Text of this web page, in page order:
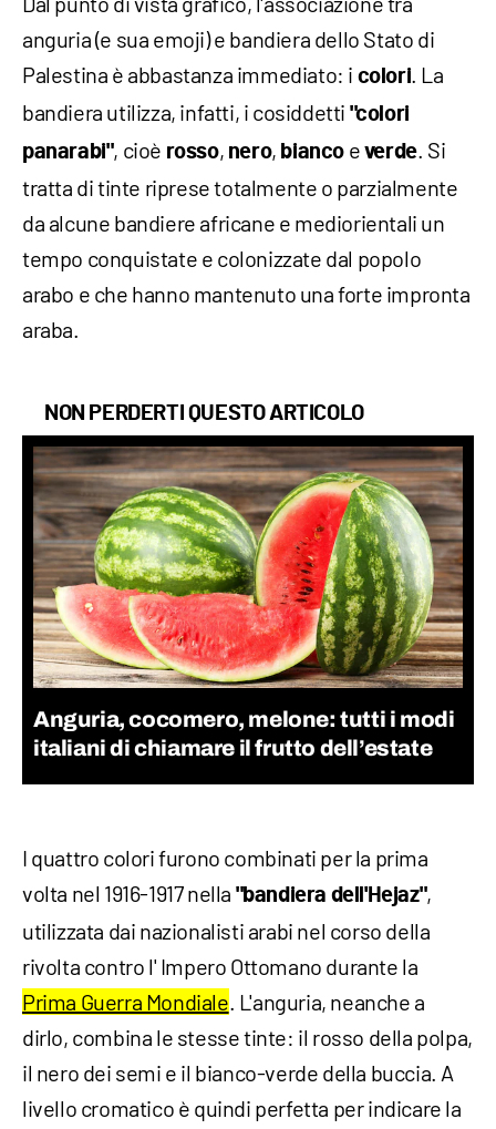
anguria (e sua emoji) e bandiera dello Stato di
Palestina è abbastanza immediato: i colori. La
bandiera utilizza, infatti, i cosiddetti "colori
panarabi", cioè rosso, nero, bianco e verde. Si
tratta di tinte riprese totalmente o parzialmente
da alcune bandiere africane e mediorientali un
tempo conquistate e colonizzate dal popolo
arabo e che hanno mantenuto una forte impronta
araba.
NON PERDERTI QUESTO ARTICOLO
Anguria, cocomero, melone: tutti i modi
italiani di chiamare il frutto dell’estate
I quattro colori furono combinati per la prima
volta nel 1916-1917 nella "bandiera dell'Hejaz",
utilizzata dai nazionalisti arabi nel corso della
rivolta contro l' Impero Ottomano durante la
Prima Guerra Mondiale. L'anguria, neanche a
dirlo, combina le stesse tinte: il rosso della polpa,
il nero dei semi e il bianco-verde della buccia. A
livello cromatico è quindi perfetta per indicare la